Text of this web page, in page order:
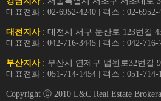
대표전화 : 02-6952-4240 | 팩스 : 02-6952-
대전지사: 대전시 서구 둔산로 123번길
대표전화 : 042-716-3445 | 팩스 : 042-716-
부산지사: 부산시 연제구 법원로32번길
대표전화 : 051-714-1454 | 팩스 : 051-714-
Copyright ⓒ 2010 L&C Real Estate